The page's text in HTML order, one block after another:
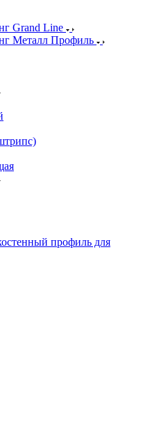
Grand Line
Металл Профиль
профиль для